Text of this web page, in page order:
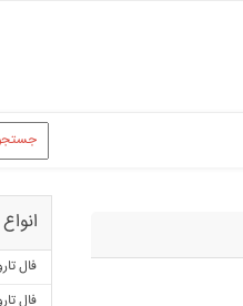
فال
فال تاروت 3